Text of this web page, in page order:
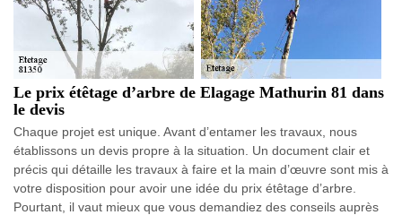
Le prix étêtage d’arbre de Elagage Mathurin 81 dans
le devis
Chaque projet est unique. Avant d’entamer les travaux, nous
établissons un devis propre à la situation. Un document clair et
précis qui détaille les travaux à faire et la main d’œuvre sont mis à
votre disposition pour avoir une idée du prix étêtage d’arbre.
Pourtant, il vaut mieux que vous demandiez des conseils auprès